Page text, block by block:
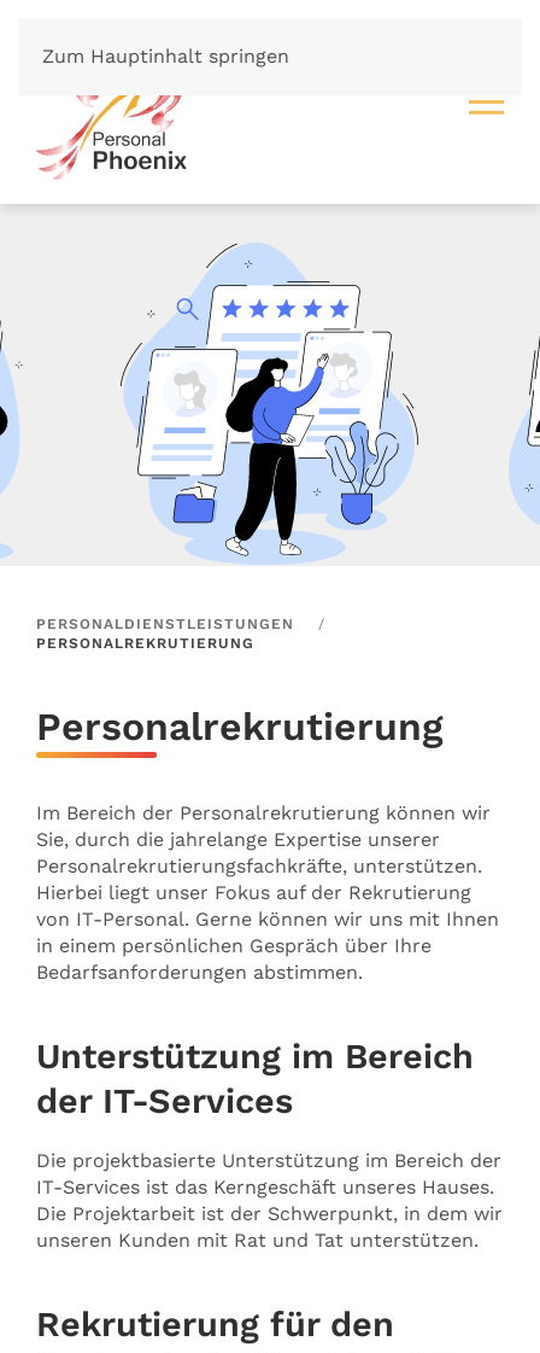
Zum Hauptinhalt springen
PERSONALDIENSTLEISTUNGEN
PERSONALREKRUTIERUNG
Personalrekrutierung
Im Bereich der Personalrekrutierung können wir
Sie, durch die jahrelange Expertise unserer
Personalrekrutierungsfachkräfte, unterstützen.
Hierbei liegt unser Fokus auf der Rekrutierung
von IT-Personal. Gerne können wir uns mit Ihnen
in einem persönlichen Gespräch über Ihre
Bedarfsanforderungen abstimmen.
Unterstützung im Bereich
der IT-Services
Die projektbasierte Unterstützung im Bereich der
IT-Services ist das Kerngeschäft unseres Hauses.
Die Projektarbeit ist der Schwerpunkt, in dem wir
unseren Kunden mit Rat und Tat unterstützen.
Rekrutierung für den